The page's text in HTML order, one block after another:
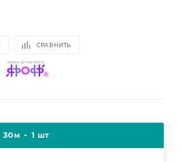
СРАВНИТЬ
30м 1 шт